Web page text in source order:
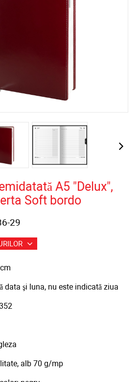
A5 "Delux",
Soft bordo
29
data şi luna, nu este indicată ziua
alb 70 g/mp